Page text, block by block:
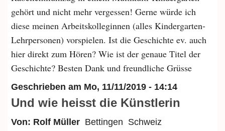
gehört und nicht mehr vergessen! Gerne würde ich
diese meinen Arbeitskolleginnen (alles Kindergarten-
Lehrpersonen) vorspielen. Ist die Geschichte ev. auch
hier direkt zum Hören? Wie ist der genaue Titel der
Geschichte? Besten Dank und freundliche Grüsse
Geschrieben am Mo, 11/11/2019 - 14:14
Und wie heisst die Künstlerin
Von: Rolf Müller Bettingen Schweiz